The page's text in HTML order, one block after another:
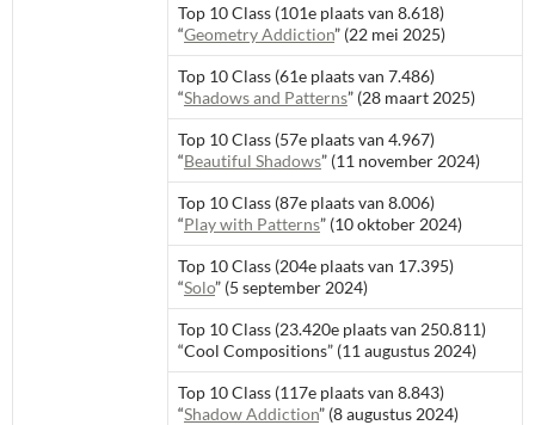
Top 10 Class (101e plaats van 8.618)
“Geometry Addiction” (22 mei 2025)
Top 10 Class (61e plaats van 7.486)
“Shadows and Patterns” (28 maart 2025)
Top 10 Class (57e plaats van 4.967)
“Beautiful Shadows” (11 november 2024)
Top 10 Class (87e plaats van 8.006)
“Play with Patterns” (10 oktober 2024)
Top 10 Class (204e plaats van 17.395)
“Solo” (5 september 2024)
Top 10 Class (23.420e plaats van 250.811)
“Cool Compositions” (11 augustus 2024)
Top 10 Class (117e plaats van 8.843)
“Shadow Addiction” (8 augustus 2024)